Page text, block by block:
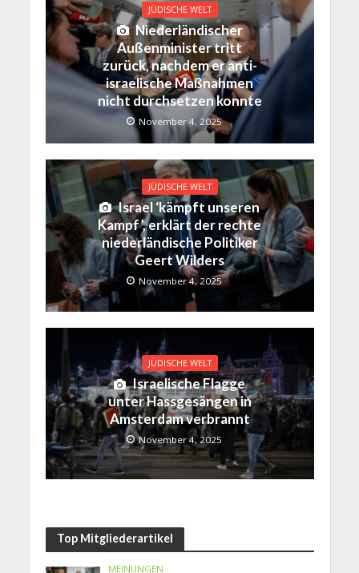
JÜDISCHE WELT
Niederländischer
Außenminister tritt
zurück, nachdem er anti-
israelische Maßnahmen
nicht durchsetzen konnte
November 4, 2025
JÜDISCHE WELT
Israel ‘kämpft unseren
Kampf’, erklärt der rechte
niederländische Politiker
Geert Wilders
November 4, 2025
JÜDISCHE WELT
Israelische Flagge
unter Hassgesängen in
Amsterdam verbrannt
November 4, 2025
Top Mitgliederartikel
MEINUNGEN